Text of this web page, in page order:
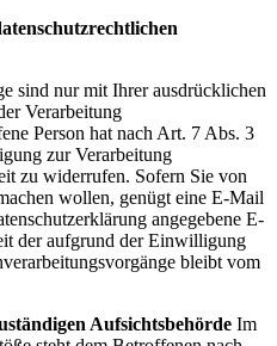
sind nur mit Ihrer ausdrücklichen
Verarbeitung
Person hat nach Art. 7 Abs. 3
zur Verarbeitung
zu widerrufen. Sofern Sie von
wollen, genügt eine E-Mail
angegebene E-
der aufgrund der Einwilligung
bleibt vom
Aufsichtsbehörde Im